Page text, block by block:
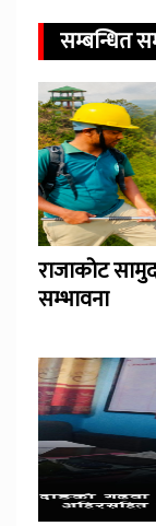
सम्बन्धित
राजाकोट
सम्भावना